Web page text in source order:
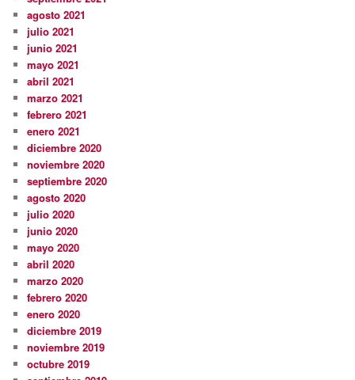
agosto 2021
julio 2021
junio 2021
mayo 2021
abril 2021
marzo 2021
febrero 2021
enero 2021
diciembre 2020
noviembre 2020
septiembre 2020
agosto 2020
julio 2020
junio 2020
mayo 2020
abril 2020
marzo 2020
febrero 2020
enero 2020
diciembre 2019
noviembre 2019
octubre 2019